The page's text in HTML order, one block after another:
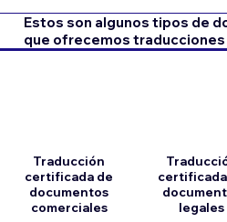
Estos son algunos tipos de
que ofrecemos
Traducción
certificada de
documentos
comerciales
legales